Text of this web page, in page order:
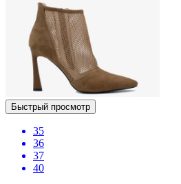
Быстрый просмотр
35
36
37
40